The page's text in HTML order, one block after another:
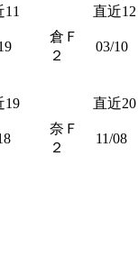
11
直近12
倉Ｆ
２
03/10
19 直近20
奈Ｆ
２
11/08